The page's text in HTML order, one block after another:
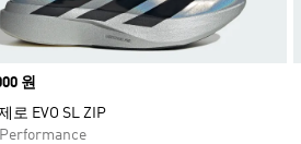
원
로 EVO SL ZIP